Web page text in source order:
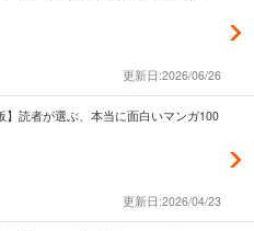
更新日:2026/06/26
】読者が選ぶ、本当に面白いマンガ100
更新日:2026/04/23